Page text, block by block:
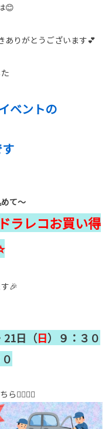
😊
ありがとうございます💕
ベントの
て～
ラレコお買い得
🎉
21日（日）９：３０
👇🏻👇🏻